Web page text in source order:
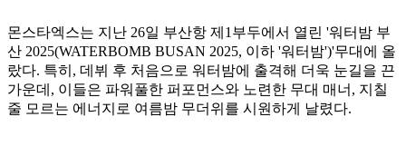
몬스타엑스는 지난 26일 부산항 제1부두에서 열린 '워터밤 부
산 2025(WATERBOMB BUSAN 2025, 이하 '워터밤')'무대에 올
랐다. 특히, 데뷔 후 처음으로 워터밤에 출격해 더욱 눈길을 끈
가운데, 이들은 파워풀한 퍼포먼스와 노련한 무대 매너, 지칠
줄 모르는 에너지로 여름밤 무더위를 시원하게 날렸다.